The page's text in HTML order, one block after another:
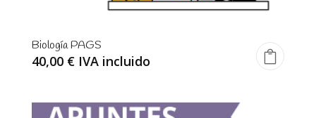
Biología PAGS
40,00 € IVA incluido